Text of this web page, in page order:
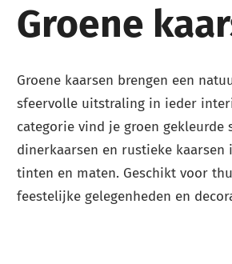
Groene
Groene kaarsen brengen een
sfeervolle uitstraling in ieder
categorie vind je groen gekleurde
dinerkaarsen en rustieke kaarsen
tinten en maten. Geschikt voor
feestelijke gelegenheden en